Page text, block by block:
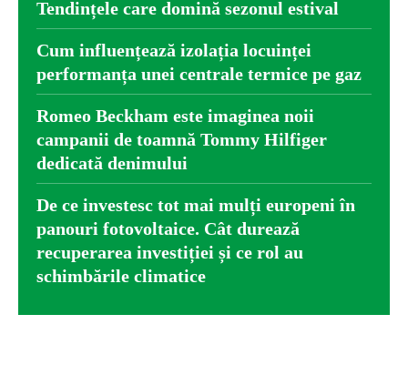
Tendințele care domină sezonul estival
Cum influențează izolația locuinței
performanța unei centrale termice pe gaz
Romeo Beckham este imaginea noii
campanii de toamnă Tommy Hilfiger
dedicată denimului
De ce investesc tot mai mulți europeni în
panouri fotovoltaice. Cât durează
recuperarea investiției și ce rol au
schimbările climatice